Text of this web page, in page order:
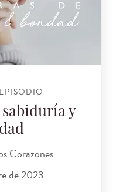
sabiduría y
Corazones
de 2023